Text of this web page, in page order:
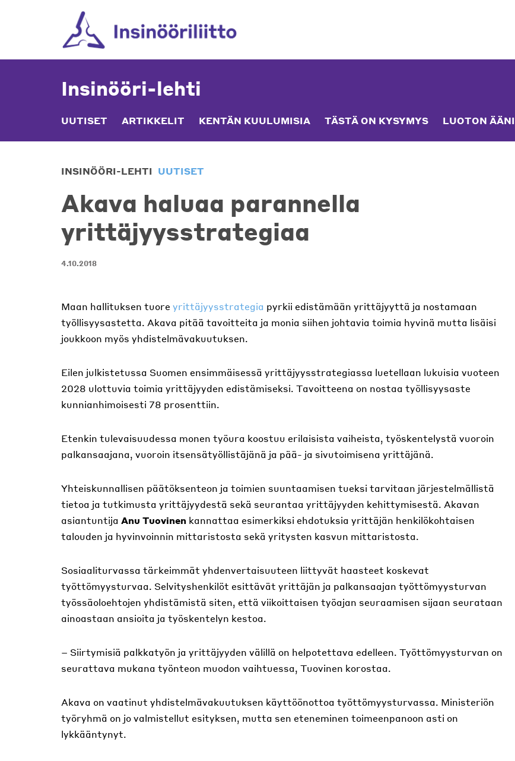
Insinööri-lehti
UUTISET ARTIKKELIT KENTÄN KUULUMISIA TÄSTÄ ON KYSYMYS LUOTON ÄÄNI
INSINÖÖRI-LEHTI UUTISET
Akava haluaa parannella
yrittäjyysstrategiaa
4.10.2018
Maan hallituksen tuoreyrittäjyysstrategia pyrkii edistämään yrittäjyyttä ja nostamaan
työllisyysastetta. Akava pitää tavoitteita ja monia siihen johtavia toimia hyvinä mutta lisäisi
joukkoon myös yhdistelmävakuutuksen.
Eilen julkistetussa Suomen ensimmäisessä yrittäjyysstrategiassa luetellaan lukuisia vuoteen
2028 ulottuvia toimia yrittäjyyden edistämiseksi. Tavoitteena on nostaa työllisyysaste
kunnianhimoisesti 78 prosenttiin.
Etenkin tulevaisuudessa monen työura koostuu erilaisista vaiheista, työskentelystä vuoroin
palkansaajana, vuoroin itsensätyöllistäjänä ja pää- ja sivutoimisena yrittäjänä.
Yhteiskunnallisen päätöksenteon ja toimien suuntaamisen tueksi tarvitaan järjestelmällistä
tietoa ja tutkimusta yrittäjyydestä sekä seurantaa yrittäjyyden kehittymisestä. Akavan
asiantuntija Anu Tuovinen kannattaa esimerkiksi ehdotuksia yrittäjän henkilökohtaisen
talouden ja hyvinvoinnin mittaristosta sekä yritysten kasvun mittaristosta.
Sosiaaliturvassa tärkeimmät yhdenvertaisuuteen liittyvät haasteet koskevat
työttömyysturvaa. Selvityshenkilöt esittävät yrittäjän ja palkansaajan työttömyysturvan
työssäoloehtojen yhdistämistä siten, että viikoittaisen työajan seuraamisen sijaan seurataan
ainoastaan ansioita ja työskentelyn kestoa.
– Siirtymisiä palkkatyön ja yrittäjyyden välillä on helpotettava edelleen. Työttömyysturvan on
seurattava mukana työnteon muodon vaihtuessa, Tuovinen korostaa.
Akava on vaatinut yhdistelmävakuutuksen käyttöönottoa työttömyysturvassa. Ministeriön
työryhmä on jo valmistellut esityksen, mutta sen eteneminen toimeenpanoon asti on
lykkääntynyt.